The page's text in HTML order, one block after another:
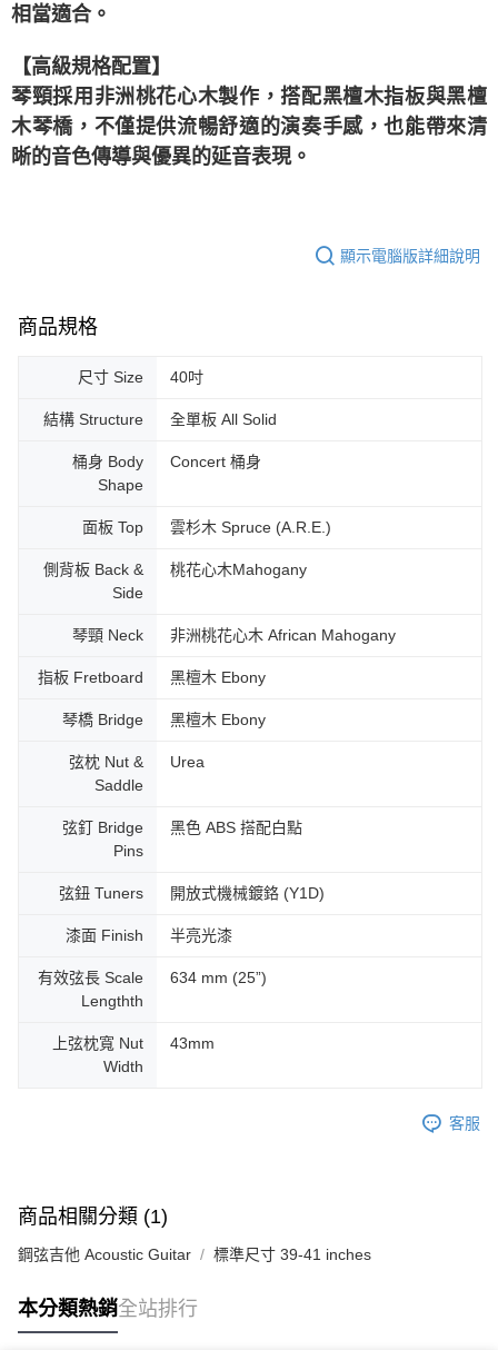
相當適合。
【高級規格配置】
琴頸採用非洲桃花心木製作，搭配黑檀木指板與黑檀
木琴橋，不僅提供流暢舒適的演奏手感，也能帶來清
晰的音色傳導與優異的延音表現。
顯示電腦版詳細說明
商品規格
尺寸 Size 40吋
結構 Structure 全單板 All Solid
桶身 Body
Shape
Concert 桶身
面板 Top 雲杉木 Spruce (A.R.E.)
側背板 Back &
Side
桃花心木Mahogany
琴頸 Neck 非洲桃花心木 African Mahogany
指板 Fretboard 黑檀木 Ebony
琴橋 Bridge 黑檀木 Ebony
弦枕 Nut &
Saddle
Urea
弦釘 Bridge
Pins
黑色 ABS 搭配白點
弦鈕 Tuners 開放式機械鍍鉻 (Y1D)
漆面 Finish 半亮光漆
有效弦長 Scale
Lengthth
634 mm (25”)
上弦枕寬 Nut
Width
43mm
客服
商品相關分類 (1)
鋼弦吉他 Acoustic Guitar 標準尺寸 39-41 inches
本分類熱銷全站排行